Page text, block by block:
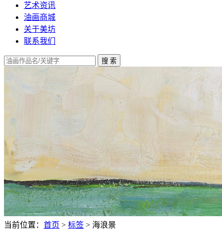
艺术资讯
油画商城
关于美坊
联系我们
当前位置： 首页 > 标签 > 海浪景